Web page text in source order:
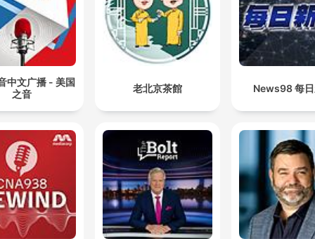
中文广播 - 美国
之音
老北京茶館 News98 每